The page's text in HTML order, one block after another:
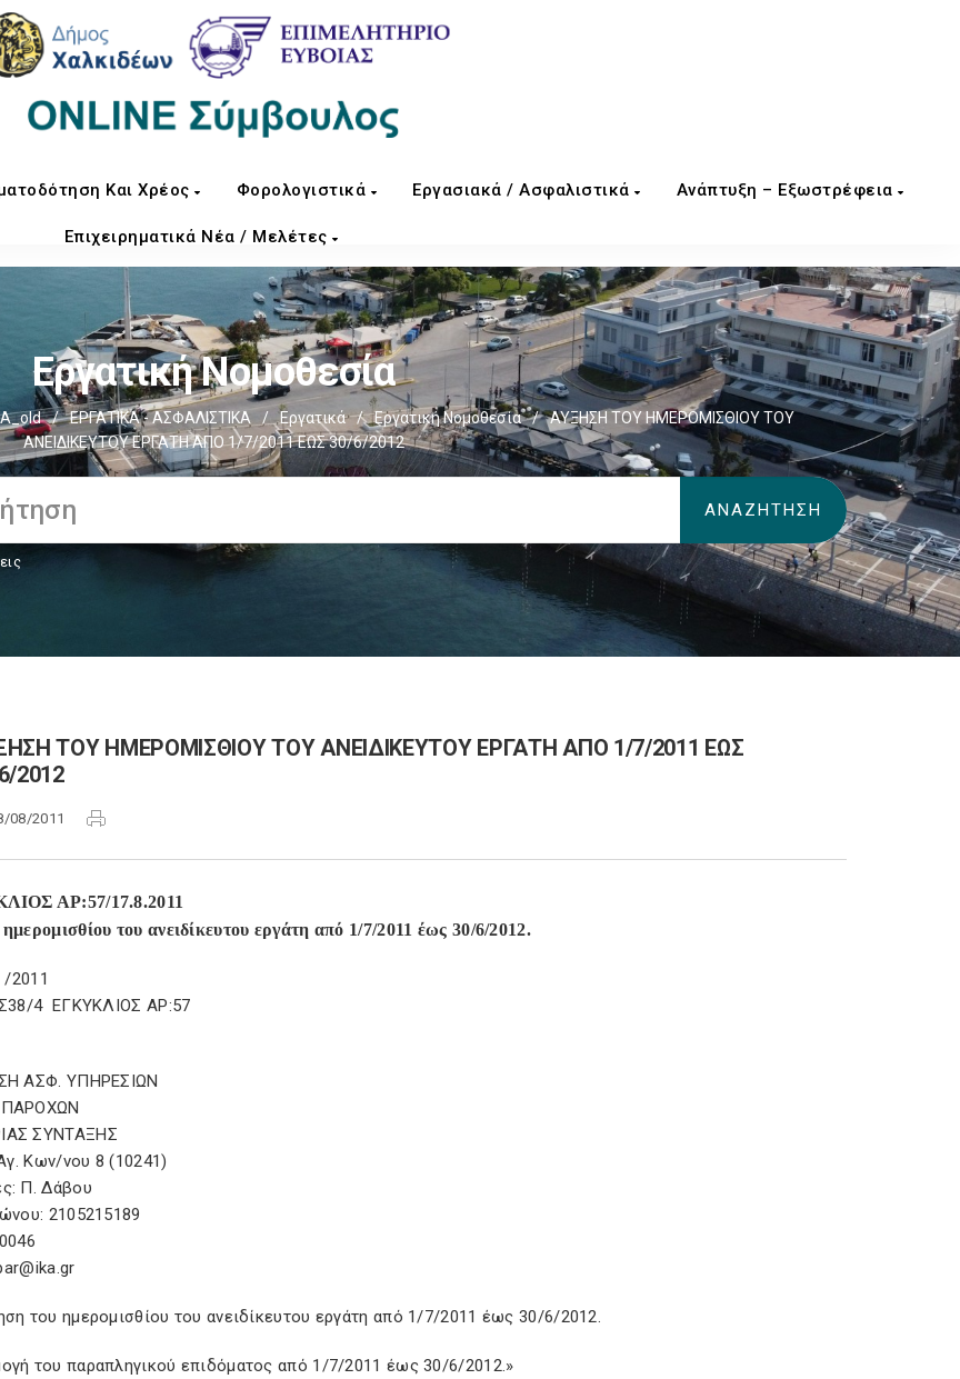
Και Χρέος Φορολογιστικά Εργασιακά / Ασφαλιστικά Ανάπτυξη – Εξωστρέφεια
Επιχειρηματικά Νέα / Μελέτες
Εργατική Νομοθεσία
/ ΕΡΓΑΤΙΚΑ - ΑΣΦΑΛΙΣΤΙΚΑ / Εργατικά / Εργατική Νομοθεσία /
ΑΥΞΗΣΗ ΤΟΥ ΗΜΕΡΟΜΙΣΘΙΟΥ ΤΟΥ
ΑΝΕΙΔΙΚΕΥΤΟΥ ΕΡΓΑΤΗ ΑΠΟ 1/7/2011 ΕΩΣ 30/6/2012
ΤΟΥ ΗΜΕΡΟΜΙΣΘΙΟΥ ΤΟΥ ΑΝΕΙΔΙΚΕΥΤΟΥ ΕΡΓΑΤΗ ΑΠΟ 1/7/2011 ΕΩΣ
2012
08/2011
ΑΡ:57/17.8.2011
του ανειδίκευτου εργάτη από 1/7/2011 έως 30/6/2012.
2011
4 ΕΓΚΥΚΛΙΟΣ ΑΡ:57
ΑΣΦ. ΥΠΗΡΕΣΙΩΝ
ΠΑΡΟΧΩΝ
ΣΥΝΤΑΞΗΣ
Κων/νου 8 (10241)
Π. Δάβου
2105215189
του ημερομισθίου του ανειδίκευτου εργάτη από 1/7/2011 έως 30/6/2012.
του παραπληγικού επιδόματος από 1/7/2011 έως 30/6/2012.»